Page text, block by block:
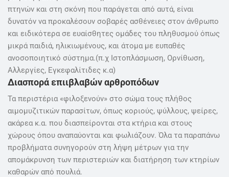
πτηνών και στη σκόνη που παράγεται από αυτά, είναι
δυνατόν να προκαλέσουν σοβαρές ασθένειες στον άνθρωπο
και ειδικότερα σε ευαίσθητες ομάδες του πληθυσμού όπως
μικρά παιδιά, ηλικιωμένους, και άτομα με ευπαθές
ανοσοποιητικό σύστημα.(π.χ Ιστοπλάσμωση, Ορνίθωση,
Αλλεργίες, Εγκεφαλίτιδες κ.α)
Διασπορά επιιβλαβών αρθροπόδων
Τα περιστέρια «φιλοξενούν» στο σώμα τους πλήθος
αιμομυζιτικών παρασίτων, όπως κοριούς, ψύλλους, ψείρες,
ακάρεα κ.α. που διασπείρονται στα κτήρια και στους
χώρους όπου αναπαύονται και φωλιάζουν. Όλα τα παραπάνω
προβλήματα συνηγορούν στη λήψη μέτρων για την
απομάκρυνση των περιστεριών και διατήρηση των κτηρίων
καθαρών από πουλιά.